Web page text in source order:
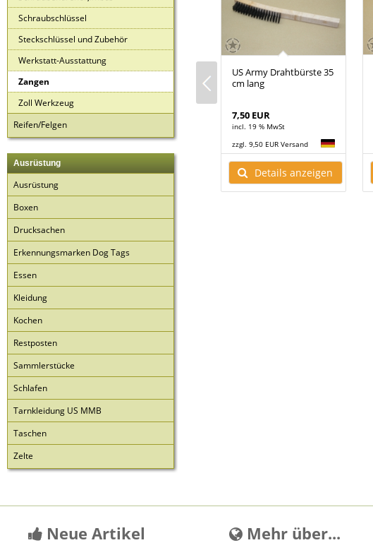
Schraubschlüssel
Steckschlüssel und Zubehör
Werkstatt-Ausstattung
Zangen
Zoll Werkzeug
Reifen/Felgen
Ausrüstung
Ausrüstung
Boxen
Drucksachen
Erkennungsmarken Dog Tags
Essen
Kleidung
Kochen
Restposten
Sammlerstücke
Schlafen
Tarnkleidung US MMB
Taschen
Zelte
163
Tony
anzeigen
Gripzange 178 mm King
21,50 EUR
zzgl. 9,50 EUR Versand
US Army Drahtbürste 35
cm lang
7,50 EUR
incl. 19 % MwSt
zzgl. 9,50 EUR Versand
Details anzeigen
Neue Artikel Mehr über...